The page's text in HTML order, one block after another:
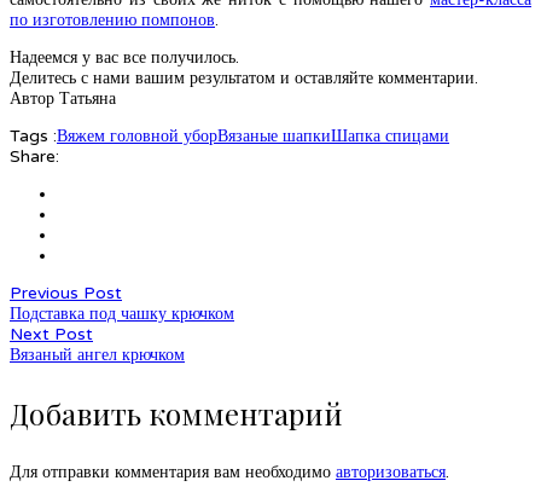
по изготовлению помпонов.
Надеемся у вас все получилось.
Делитесь с нами вашим результатом и оставляйте комментарии.
Автор Татьяна
Tags :Вяжем головной уборВязаные шапкиШапка спицами
Share:
Previous Post
Подставка под чашку крючком
Next Post
Вязаный ангел крючком
Добавить комментарий
Для отправки комментария вам необходимо авторизоваться.